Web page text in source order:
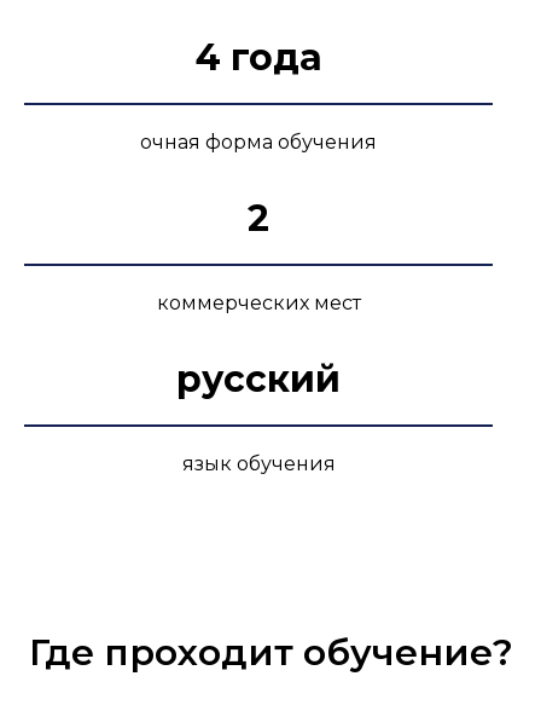
4 года
очная форма обучения
2
коммерческих мест
русский
язык обучения
Где проходит обучение?